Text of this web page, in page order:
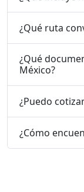
¿Qué ruta
¿Qué
México?
¿Puedo
¿Cómo